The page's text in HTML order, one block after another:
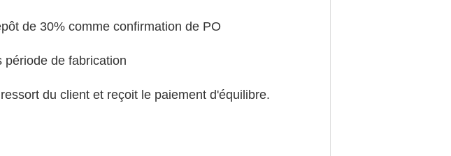
de 30% comme confirmation de PO
période de fabrication
du client et reçoit le paiement d'équilibre.